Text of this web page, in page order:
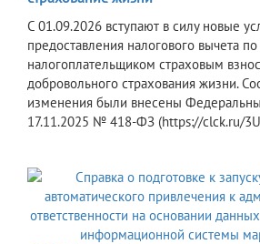
С 01.09.2026 вступают в силу новые
предоставления налогового вычета
налогоплательщиком страховым
добровольного страхования жизни.
изменения были внесены
17.11.2025 № 418-ФЗ (https://clck.ru/